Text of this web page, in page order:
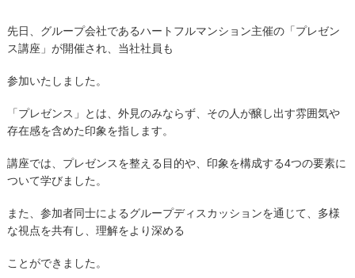
先日、グループ会社であるハートフルマンション主催の「プレゼン
ス講座」が開催され、当社社員も
参加いたしました。
「プレゼンス」とは、外見のみならず、その人が醸し出す雰囲気や
存在感を含めた印象を指します。
講座では、プレゼンスを整える目的や、印象を構成する4つの要素に
ついて学びました。
また、参加者同士によるグループディスカッションを通じて、多様
な視点を共有し、理解をより深める
ことができました。